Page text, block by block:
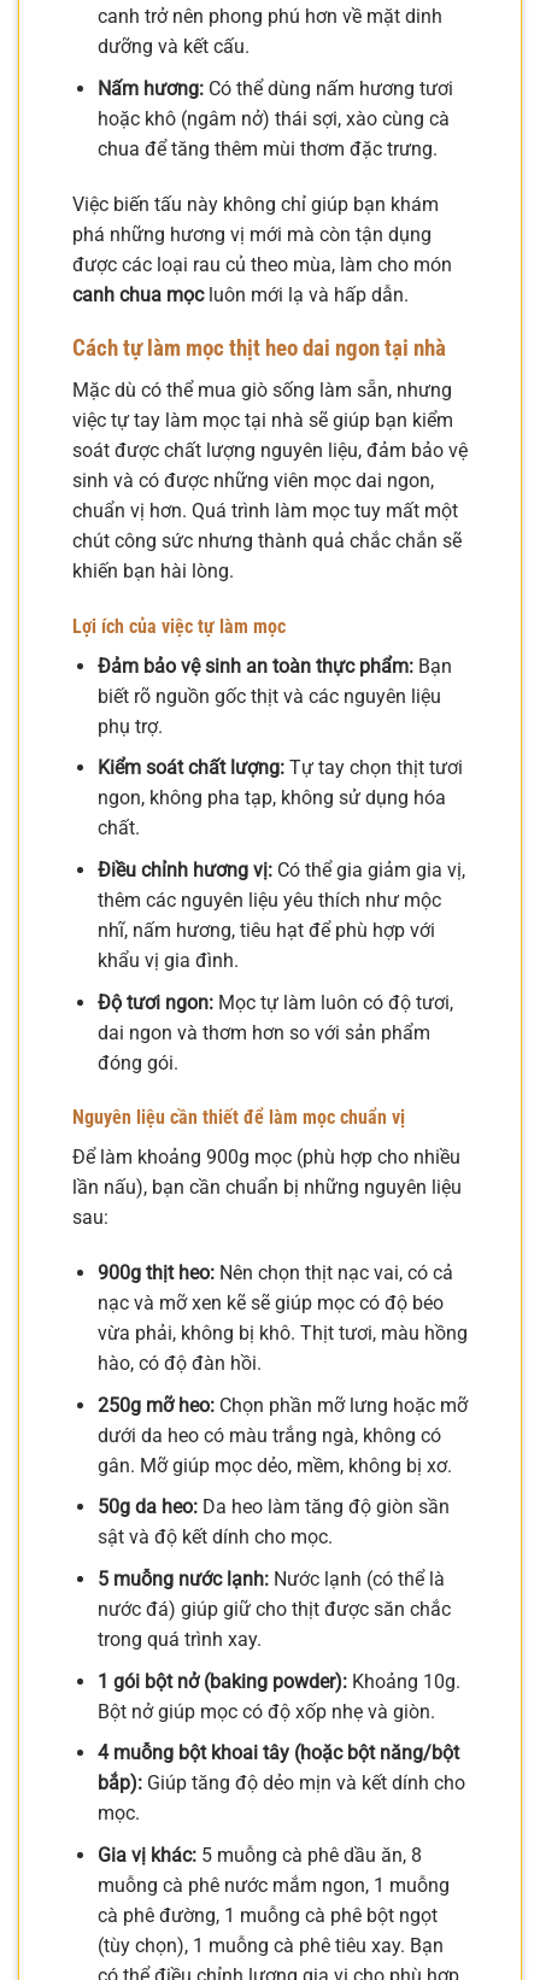
canh trở nên phong phú hơn về mặt dinh
dưỡng và kết cấu.
Nấm hương:Có thể dùng nấm hương tươi
hoặc khô (ngâm nở) thái sợi, xào cùng cà
chua để tăng thêm mùi thơm đặc trưng.
Việc biến tấu này không chỉ giúp bạn khám
phá những hương vị mới mà còn tận dụng
được các loại rau củ theo mùa, làm cho món
canh chua mọcluôn mới lạ và hấp dẫn.
Cách tự làm mọc thịt heo dai ngon tại nhà
Mặc dù có thể mua giò sống làm sẵn, nhưng
việc tự tay làm mọc tại nhà sẽ giúp bạn kiểm
soát được chất lượng nguyên liệu, đảm bảo vệ
sinh và có được những viên mọc dai ngon,
chuẩn vị hơn. Quá trình làm mọc tuy mất một
chút công sức nhưng thành quả chắc chắn sẽ
khiến bạn hài lòng.
Lợi ích của việc tự làm mọc
Đảm bảo vệ sinh an toàn thực phẩm:Bạn
biết rõ nguồn gốc thịt và các nguyên liệu
phụ trợ.
Kiểm soát chất lượng:Tự tay chọn thịt tươi
ngon, không pha tạp, không sử dụng hóa
chất.
Điều chỉnh hương vị:Có thể gia giảm gia vị,
thêm các nguyên liệu yêu thích như mộc
nhĩ, nấm hương, tiêu hạt để phù hợp với
khẩu vị gia đình.
Độ tươi ngon:Mọc tự làm luôn có độ tươi,
dai ngon và thơm hơn so với sản phẩm
đóng gói.
Nguyên liệu cần thiết để làm mọc chuẩn vị
Để làm khoảng 900g mọc (phù hợp cho nhiều
lần nấu), bạn cần chuẩn bị những nguyên liệu
sau:
900g thịt heo:Nên chọn thịt nạc vai, có cả
nạc và mỡ xen kẽ sẽ giúp mọc có độ béo
vừa phải, không bị khô. Thịt tươi, màu hồng
hào, có độ đàn hồi.
250g mỡ heo:Chọn phần mỡ lưng hoặc mỡ
dưới da heo có màu trắng ngà, không có
gân. Mỡ giúp mọc dẻo, mềm, không bị xơ.
50g da heo:Da heo làm tăng độ giòn sần
sật và độ kết dính cho mọc.
5 muỗng nước lạnh:Nước lạnh (có thể là
nước đá) giúp giữ cho thịt được săn chắc
trong quá trình xay.
1 gói bột nở (baking powder):Khoảng 10g.
Bột nở giúp mọc có độ xốp nhẹ và giòn.
4 muỗng bột khoai tây (hoặc bột năng/bột
bắp):Giúp tăng độ dẻo mịn và kết dính cho
mọc.
Gia vị khác:5 muỗng cà phê dầu ăn, 8
muỗng cà phê nước mắm ngon, 1 muỗng
cà phê đường, 1 muỗng cà phê bột ngọt
(tùy chọn), 1 muỗng cà phê tiêu xay. Bạn
có thể điều chỉnh lượng gia vị cho phù hợp.